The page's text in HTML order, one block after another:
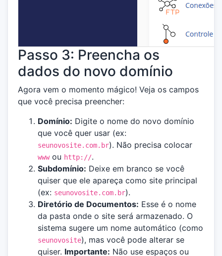
Passo 3: Preencha os
dados do novo domínio
Agora vem o momento mágico! Veja os campos
que você precisa preencher:
Domínio: Digite o nome do novo domínio
que você quer usar (ex:
seunovosite.com.br). Não precisa colocar
wwwou http://.
Subdomínio: Deixe em branco se você
quiser que ele apareça como site principal
(ex: seunovosite.com.br).
Diretório de Documentos: Esse é o nome
da pasta onde o site será armazenado. O
sistema sugere um nome automático (como
seunovosite), mas você pode alterar se
quiser. Importante: Não use espaços ou